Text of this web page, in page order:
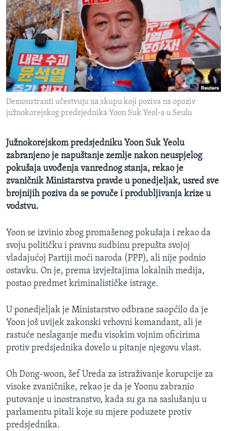
IZBJEGLIČKA STRANA
MAGAZIN
O GLASU AMERIKE
Learning English
PRATITE NAS
Jezici
Demonstranti učestvuju na skupu koji poziva na opoziv
južnokorejskog predsjednika Yoon Suk Yeol-a u Seulu
Južnokorejskom predsjedniku Yoon Suk Yeolu
zabranjeno je napuštanje zemlje nakon neuspjelog
pokušaja uvođenja vanrednog stanja, rekao je
zvaničnik Ministarstva pravde u ponedjeljak, usred sve
brojnijih poziva da se povuče i produbljivanja krize u
vodstvu.
Yoon se izvinio zbog promašenog pokušaja i rekao da
svoju političku i pravnu sudbinu prepušta svojoj
vladajućoj Partiji moći naroda (PPP), ali nije podnio
ostavku. On je, prema izvještajima lokalnih medija,
postao predmet kriminalističke istrage.
U ponedjeljak je Ministarstvo odbrane saopćilo da je
Yoon još uvijek zakonski vrhovni komandant, ali je
rastuće neslaganje među visokim vojnim oficirima
protiv predsjednika dovelo u pitanje njegovu vlast.
Oh Dong-woon, šef Ureda za istraživanje korupcije za
visoke zvaničnike, rekao je da je Yoonu zabranio
putovanje u inostranstvo, kada su ga na saslušanju u
parlamentu pitali koje su mjere poduzete protiv
predsjednika.